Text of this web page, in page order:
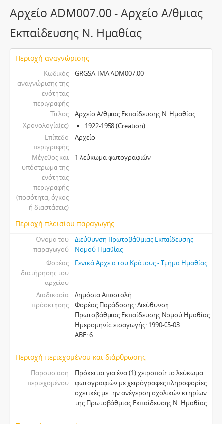
Αρχείο ADM007.00 - Αρχείο Α/θμιας
Εκπαίδευσης Ν. Ημαθίας
Περιοχή αναγνώρισης
Κωδικός
αναγνώρισης της
ενότητας
περιγραφής
GRGSA-IMA ADM007.00
Τίτλος
Αρχείο Α/θμιας Εκπαίδευσης Ν. Ημαθίας
Χρονολογία(ες)
1922-1958 (Creation)
Επίπεδο
περιγραφής
Αρχείο
Μέγεθος και
υπόστρωμα της
ενότητας
περιγραφής
(ποσότητα, όγκος
ή διαστάσεις)
1 λεύκωμα φωτογραφιών
Περιοχή πλαισίου παραγωγής
Όνομα του
παραγωγού
Διεύθυνση Πρωτοβάθμιας Εκπαίδευσης
Νομού Ημαθίας
Φορέας
διατήρησης του
αρχείου
Γενικά Αρχεία του Κράτους - Τμήμα Ημαθίας
Διαδικασία
πρόσκτησης
Δημόσια Αποστολή
Φορέας Παράδοσης: Διεύθυνση
Πρωτοβάθμιας Εκπαίδευσης Νομού Ημαθίας
Ημερομηνία εισαγωγής: 1990-05-03
ΑΒΕ: 6
Περιοχή περιεχομένου και διάρθρωσης
Παρουσίαση
περιεχομένου
Πρόκειται για ένα (1) χειροποίητο λεύκωμα
φωτογραφιών με χειρόγραφες πληροφορίες
σχετικές με την ανέγερση σχολικών κτηρίων
της Πρωτοβάθμιας Εκπαίδευσης Ν. Ημαθίας